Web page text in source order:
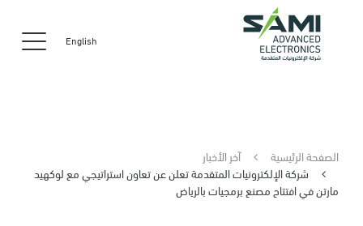
English
الصفحة الرئيسية
آخر الأخبار
شركة الإلكترونيات المتقدمة تعلن عن تعاون استراتيجي مع لوكهيد
مارتن في افتتاح مصنع برمجيات بالرياض